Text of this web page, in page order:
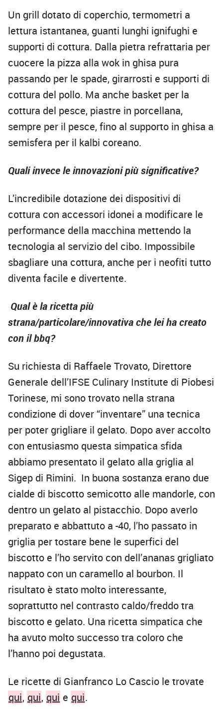
Un grill dotato di coperchio, termometri a
lettura istantanea, guanti lunghi ignifughi e
supporti di cottura. Dalla pietra refrattaria per
cuocere la pizza alla wok in ghisa pura
passando per le spade, girarrosti e supporti di
cottura del pollo. Ma anche basket per la
cottura del pesce, piastre in porcellana,
sempre per il pesce, fino al supporto in ghisa a
semisfera per il kalbi coreano.
Quali invece le innovazioni più significative?
L’incredibile dotazione dei dispositivi di
cottura con accessori idonei a modificare le
performance della macchina mettendo la
tecnologia al servizio del cibo. Impossibile
sbagliare una cottura, anche per i neofiti tutto
diventa facile e divertente.
Qual è la ricetta più
strana/particolare/innovativa che lei ha creato
con il bbq?
Su richiesta di Raffaele Trovato, Direttore
Generale dell’IFSE Culinary Institute di Piobesi
Torinese, mi sono trovato nella strana
condizione di dover “inventare” una tecnica
per poter grigliare il gelato. Dopo aver accolto
con entusiasmo questa simpatica sfida
abbiamo presentato il gelato alla griglia al
Sigep di Rimini. In buona sostanza erano due
cialde di biscotto semicotto alle mandorle, con
dentro un gelato al pistacchio. Dopo averlo
preparato e abbattuto a -40, l’ho passato in
griglia per tostare bene le superfici del
biscotto e l’ho servito con dell’ananas grigliato
nappato con un caramello al bourbon. Il
risultato è stato molto interessante,
soprattutto nel contrasto caldo/freddo tra
biscotto e gelato. Una ricetta simpatica che
ha avuto molto successo tra coloro che
l’hanno poi degustata.
Le ricette di Gianfranco Lo Cascio le trovate
qui, qui, qui e qui.